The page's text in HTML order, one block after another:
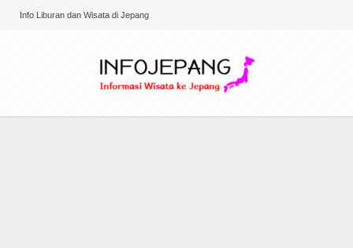
Info Liburan dan Wisata di Jepang